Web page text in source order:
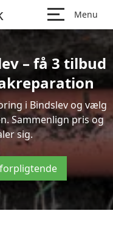
Menu
– få 3 tilbud
i Bindslev og vælg
Sammenlign pris og
sig.